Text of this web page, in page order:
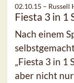
02.10.15 – Russell
Fiesta 3 in 1
Nach einem
„Fiesta 3 in 1
aber nicht